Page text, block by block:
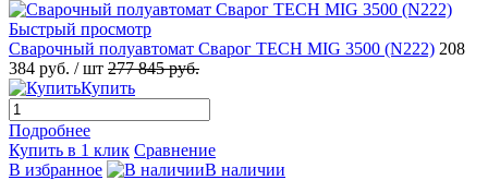
Быстрый просмотр
Сварочный полуавтомат Сварог TECH MIG 3500 (N222) 208
384 руб. / шт 277 845 руб.
Купить
Подробнее
Купить в 1 клик Сравнение
В избранное
В наличии